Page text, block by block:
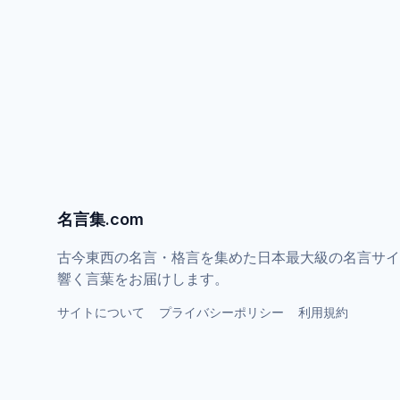
名言集.com
古今東西の名言・格言を集めた日本最大級の名言サ
響く言葉をお届けします。
サイトについて プライバシーポリシー 利用規約